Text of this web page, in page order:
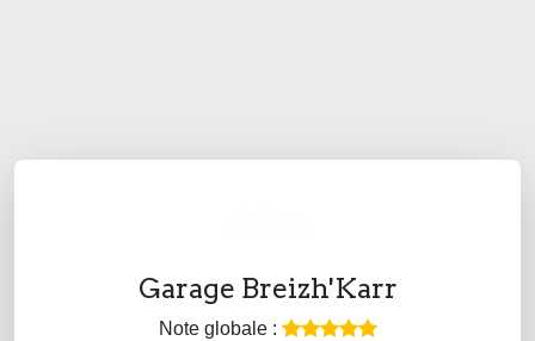
Garage Breizh'Karr
Note globale :